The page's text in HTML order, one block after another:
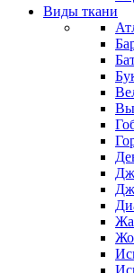
Виды ткани